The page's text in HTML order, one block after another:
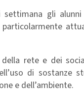
gli
rete e dei
di sostanze
e dell’ambiente.